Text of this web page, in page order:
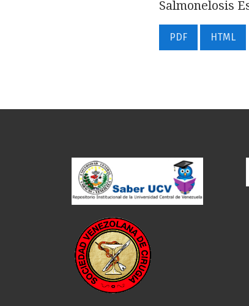
Salmonelosis
PDF HTML